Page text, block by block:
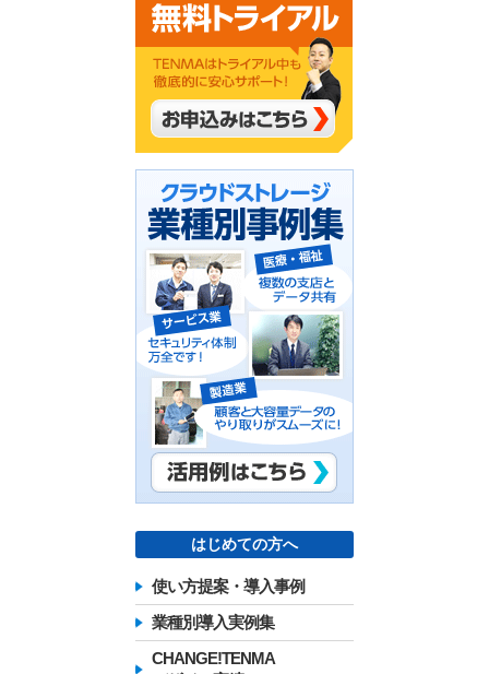
はじめての方へ
使い方提案・導入事例
業種別導入実例集
CHANGE!TENMA